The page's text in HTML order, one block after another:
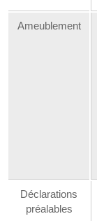
Ameublement
Déclarations
préalables